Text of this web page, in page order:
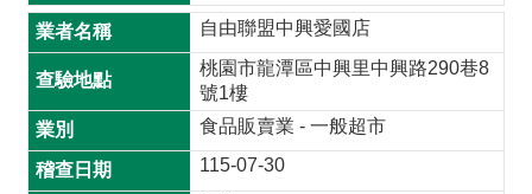
用
連
結
網
站
自由聯盟中興愛國店
桃園市龍潭區中興里中興路290巷8
號1樓
食品販賣業 - 一般超市
115-07-30